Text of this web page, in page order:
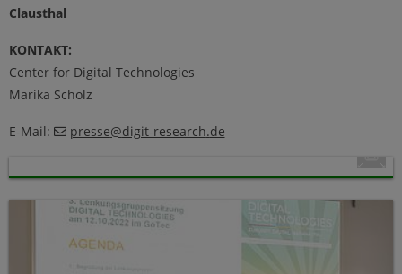
Clausthal
KONTAKT:
Center for Digital Technologies
Marika Scholz
E-Mail: presse@digit-research.de